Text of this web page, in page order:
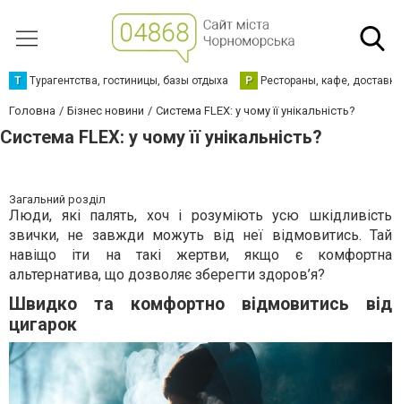
Т Турагентства, гостиницы, базы отдыха Р Рестораны, кафе,
Головна Бізнес новини Система FLEX: у чому її унікальність?
Система FLEX: у чому її унікальність?
Загальний розділ
Люди, які палять, хоч і розуміють усю шкідливість
звички, не завжди можуть від неї відмовитись. Тай
навіщо іти на такі жертви, якщо є комфортна
альтернатива, що дозволяє зберегти здоров’я?
Швидко та комфортно відмовитись від
цигарок